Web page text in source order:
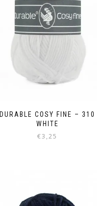
DURABLE COSY FINE – 310
WHITE
€3,25